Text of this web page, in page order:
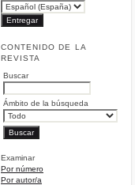
CONTENIDO DE LA
REVISTA
Buscar
Ámbito de la búsqueda
Examinar
Por número
Por autor/a